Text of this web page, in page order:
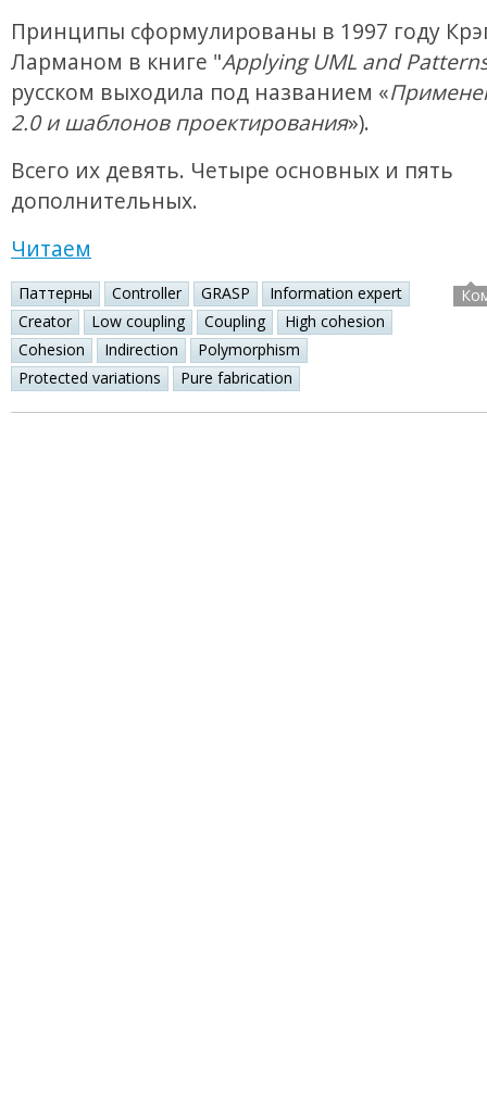
Принципы сформулированы в 1997 году
Ларманом в книге "Applying UML and
русском выходила под названием «
2.0 и шаблонов проектирования»).
Всего их девять. Четыре основных и пять
дополнительных.
Читаем
Паттерны Controller GRASP
Information expert
Creator
Low coupling Coupling
High cohesion
Cohesion
Indirection
Polymorphism
Protected variations
Pure fabrication